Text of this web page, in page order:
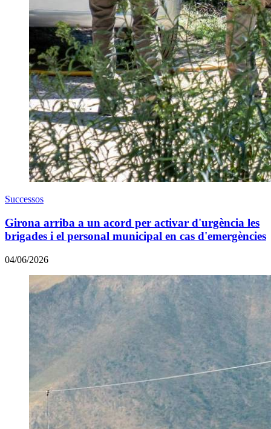
Successos
Girona arriba a un acord per activar d'urgència les
brigades i el personal municipal en cas d'emergències
04/06/2026